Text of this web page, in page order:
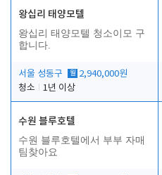
왕십리 태양모텔
왕십리 태양모텔 청소이모 구
합니다.
서울 성동구 월 2,940,000원
청소
1년 이상
수원 블루호텔
수원 블루호텔에서 부부 자매
팀찾아요